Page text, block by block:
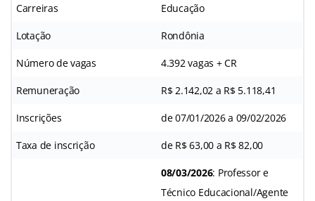
Carreiras Educação
Lotação Rondônia
Número de vagas 4.392 vagas + CR
Remuneração R$ 2.142,02 a R$ 5.118,41
Inscrições de 07/01/2026 a 09/02/2026
Taxa de inscrição de R$ 63,00 a R$ 82,00
08/03/2026: Professor e
Técnico Educacional/Agente